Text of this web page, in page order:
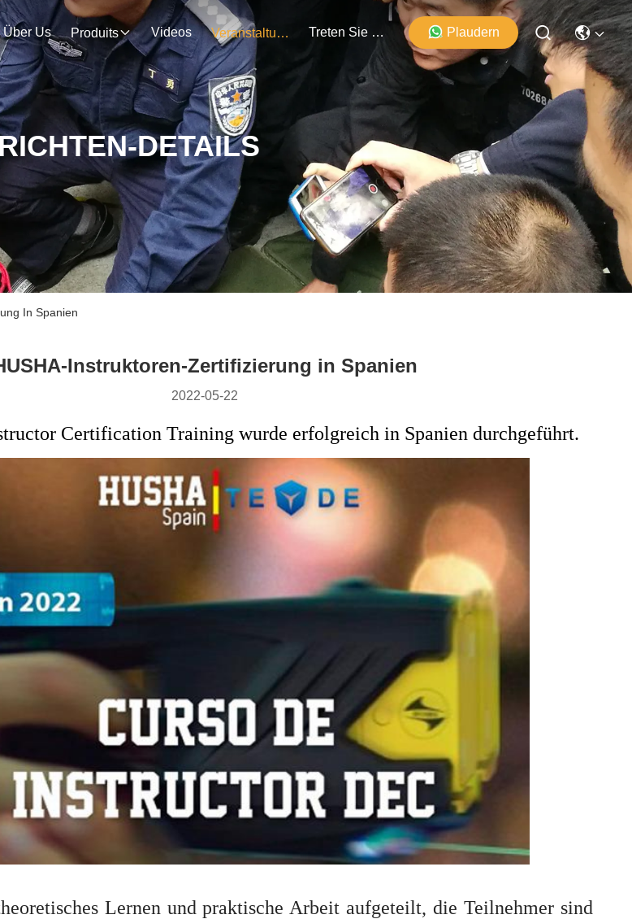
Über Us Produits Videos Veranstaltungen Treten Sie Mit Uns In Verbindung Plaudern
DETAILS
In Spanien
Instruktoren-Zertifizierung in Spanien
2022-05-22
Certification Training wurde erfolgreich in Spanien durchgeführt.
Lernen und praktische Arbeit aufgeteilt, die Teilnehmer sind